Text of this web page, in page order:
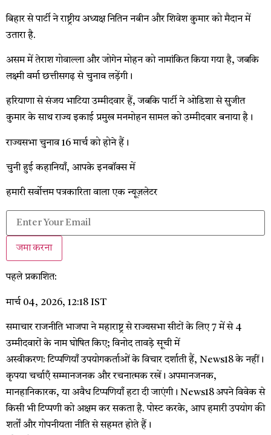
बिहार से पार्टी ने राष्ट्रीय अध्यक्ष नितिन नबीन और शिवेश कुमार को मैदान में
उतारा है.
असम में तेराश गोवाल्ला और जोगेन मोहन को नामांकित किया गया है, जबकि
लक्ष्मी वर्मा छत्तीसगढ़ से चुनाव लड़ेंगी।
हरियाणा से संजय भाटिया उम्मीदवार हैं, जबकि पार्टी ने ओडिशा से सुजीत
कुमार के साथ राज्य इकाई प्रमुख मनमोहन सामल को उम्मीदवार बनाया है।
राज्यसभा चुनाव 16 मार्च को होने हैं।
चुनी हुई कहानियाँ, आपके इनबॉक्स में
हमारी सर्वोत्तम पत्रकारिता वाला एक न्यूज़लेटर
जमा करना
पहले प्रकाशित:
मार्च 04, 2026, 12:18 IST
समाचार राजनीतिभाजपा ने महाराष्ट्र से राज्यसभा सीटों के लिए 7 में से 4
उम्मीदवारों के नाम घोषित किए; विनोद तावड़े सूची में
अस्वीकरण: टिप्पणियाँ उपयोगकर्ताओं के विचार दर्शाती हैं, News18 के नहीं।
कृपया चर्चाएँ सम्मानजनक और रचनात्मक रखें। अपमानजनक,
मानहानिकारक, या अवैध टिप्पणियाँ हटा दी जाएंगी। News18 अपने विवेक से
किसी भी टिप्पणी को अक्षम कर सकता है. पोस्ट करके, आप हमारी उपयोग की
शर्तों और गोपनीयता नीति से सहमत होते हैं।